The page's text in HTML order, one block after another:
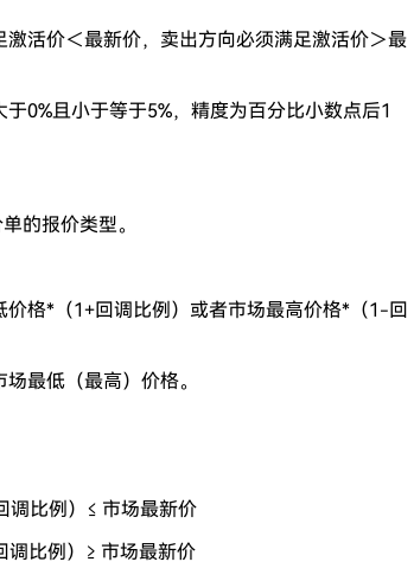
活价＜最新价，卖出方向必须满足激活价＞最
0%且小于等于5%，精度为百分比小数点后1
的报价类型。
格*（1+回调比例）或者市场最高价格*（1-回
最低（最高）价格。
调比例）≤ 市场最新价
调比例）≥ 市场最新价